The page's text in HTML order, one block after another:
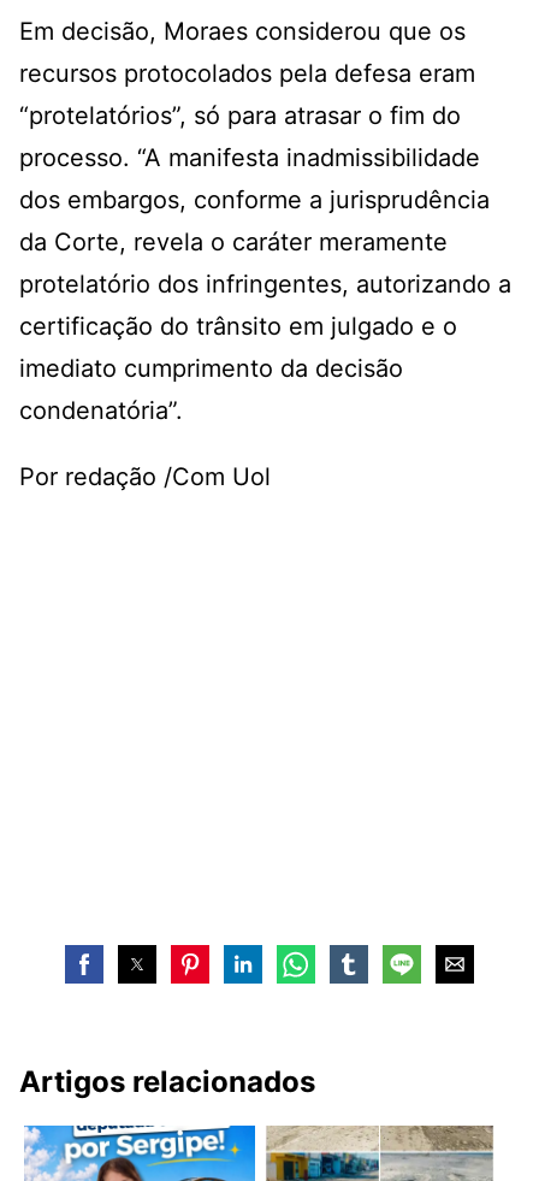
Em decisão, Moraes considerou que os
recursos protocolados pela defesa eram
“protelatórios”, só para atrasar o fim do
processo. “A manifesta inadmissibilidade
dos embargos, conforme a jurisprudência
da Corte, revela o caráter meramente
protelatório dos infringentes, autorizando a
certificação do trânsito em julgado e o
imediato cumprimento da decisão
condenatória”.
Por redação /Com Uol
Artigos relacionados